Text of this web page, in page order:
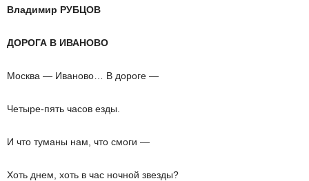
Владимир РУБЦОВ
ДОРОГА В ИВАНОВО
Москва — Иваново… В дороге —
Четыре-пять часов езды.
И что туманы нам, что смоги —
Хоть днем, хоть в час ночной звезды?